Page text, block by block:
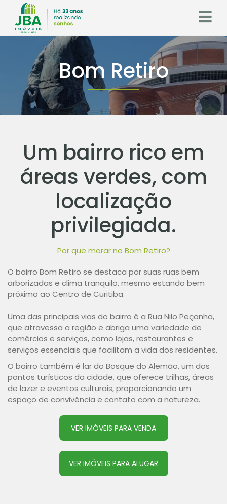
Bom Retiro
Um bairro rico em
áreas verdes, com
localização
privilegiada.
Por que morar no Bom Retiro?
O bairro Bom Retiro se destaca por suas ruas bem
arborizadas e clima tranquilo, mesmo estando bem
próximo ao Centro de Curitiba.
Uma das principais vias do bairro é a Rua Nilo Peçanha,
que atravessa a região e abriga uma variedade de
comércios e serviços, como lojas, restaurantes e
serviços essenciais que facilitam a vida dos residentes.
O bairro também é lar do Bosque do Alemão, um dos
pontos turísticos da cidade, que oferece trilhas, áreas
de lazer e eventos culturais, proporcionando um
espaço de convivência e contato com a natureza.
VER IMÓVEIS PARA VENDA
VER IMÓVEIS PARA ALUGAR